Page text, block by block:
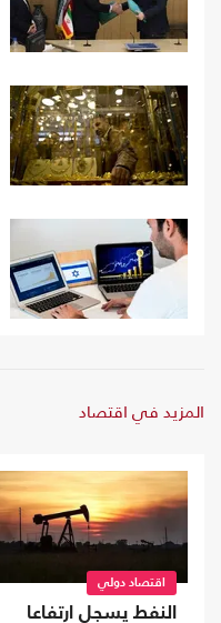
المزيد في اقتصاد
اقتصاد دولي
النفط يسجل ارتفاعا